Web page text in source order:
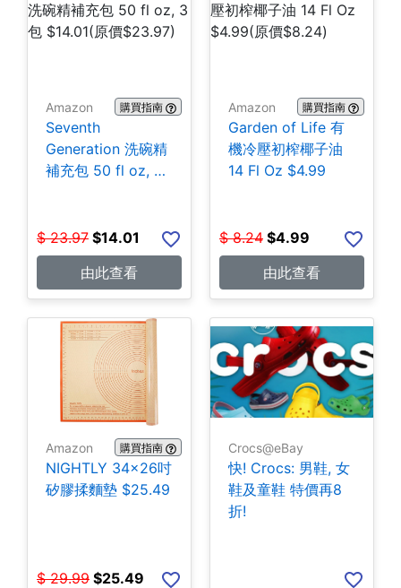
Amazon 購買指南
Seventh
Generation 洗碗精
補充包 50 fl oz, 3
$ 23.97 $14.01
由此查看
Amazon 購買指南
Garden of Life 有
機冷壓初榨椰子油
14 Fl Oz $4.99
$ 8.24 $4.99
由此查看
Amazon 購買指南
NIGHTLY 34x26吋
矽膠揉麵墊 $25.49
$ 29.99 $25.49
Crocs@eBay
快! Crocs: 男鞋, 女
鞋及童鞋 特價再8
折!